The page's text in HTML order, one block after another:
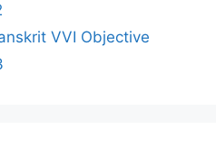
VVI Objective